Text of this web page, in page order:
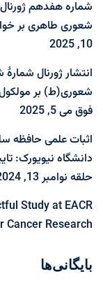
شماره هفدهم ژورنال
شعوری طاهری بر
10, 2025
انتشار ژورنال شمارۀ
شعوری(ط) بر
فوقمی 5, 2025
اثبات علمی حافظه
دانشگاه نیویورک:
حلقه نوامبر 13, 2024
Study at EACR
Cancer Research
بایگانی‌ها